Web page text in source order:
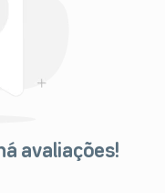
avaliações!